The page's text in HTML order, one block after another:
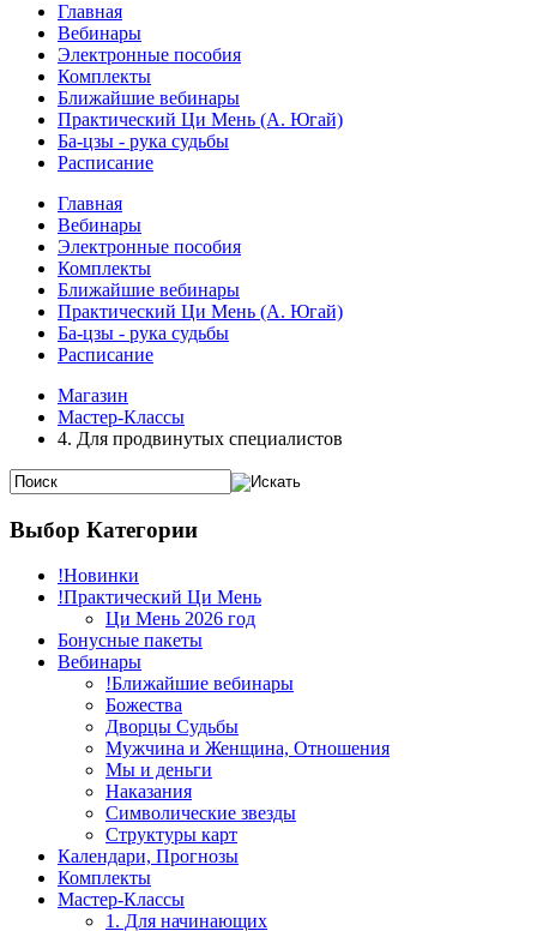
Главная
Вебинары
Электронные пособия
Комплекты
Ближайшие вебинары
Практический Ци Мень (А. Югай)
Ба-цзы - рука судьбы
Расписание
Главная
Вебинары
Электронные пособия
Комплекты
Ближайшие вебинары
Практический Ци Мень (А. Югай)
Ба-цзы - рука судьбы
Расписание
Магазин
Мастер-Классы
4. Для продвинутых специалистов
Выбор Категории
!Новинки
!Практический Ци Мень
Ци Мень 2026 год
Бонусные пакеты
Вебинары
!Ближайшие вебинары
Божества
Дворцы Судьбы
Мужчина и Женщина, Отношения
Мы и деньги
Наказания
Символические звезды
Структуры карт
Календари, Прогнозы
Комплекты
Мастер-Классы
1. Для начинающих